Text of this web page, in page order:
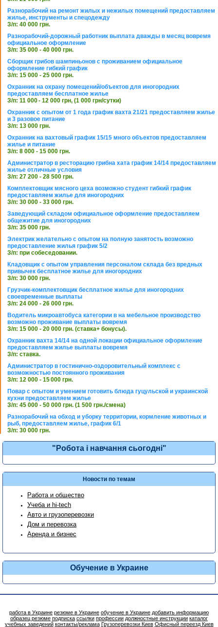
Разнорабочий на ремонт жилых и нежилых помещений предоставляем
жилье, инструменты и спецодежду
З/п: 40 000 грн.
Разнорабочий-дорожный работник выплата дважды в месяц вовремя
официальное оформление
З/п: 35 000 - 40 000 грн.
Сборщик грибов шампиньонов с проживанием официальное
оформление гибкий график
З/п: 15 000 - 25 000 грн.
Охранник на охрану помещений/объектов для иногородних
предоставляем бесплатное жилье
З/п: 11 000 - 12 000 грн, (1 000 грн/сутки)
Охранник с опытом от 1 года график вахта 21/21 предоставляем жилье
и 3 разовое питание
З/п: 13 000 грн.
Охранник на вахтовый график 15/15 много объектов предоставляем
жилье и питание
З/п: 8 000 - 15 000 грн.
Администратор в ресторацию грибна хата график 14/14 предоставляем
жилье отличные условия
З/п: 27 200 - 28 500 грн.
Комплектовщик мясного цеха возможно студент гибкий график
предоставляем жилье для иногородних
З/п: 30 000 - 33 000 грн.
Заведующий складом официальное оформление предоставляем
общежитие для иногородних
З/п: 35 000 грн.
Электрик желательно с опытом на полную занятость возможно
предоставление жилья график 5/2
З/п: при собеседовании.
Кладовщик с опытом управления персоналом склада без вредных
привычек бесплатное жилье для иногородних
З/п: 30 000 грн.
Грузчик-комплектовщик бесплатное жилье для иногородних
своевременные выплаты
З/п: 24 000 - 26 000 грн.
Водитель микроавтобуса категории в на мебельное производство
возможно проживание выплаты вовремя
З/п: 15 000 - 20 000 грн. (ставка+ бонусы).
Охранник вахта 14/14 на одной локации официальное оформление
предоставляем жилье выплаты вовремя
З/п: ставка.
Администратор в гостинично-оздоровительный комплекс с
возможностью постоянного проживания
З/п: 12 000 - 15 000 грн.
Повар с опытом и умением готовить блюда гуцульской и украинской
кухни предоставляем жилье
З/п: 45 000 - 50 000 грн. (1 500 грн./смена)
Разнорабочий на обход и уборку территории, кормление животных и
рыб, предоставляем жилье, график 6/1
З/п: 30 000 грн.
"Робота і навчання сьогодні"
Новости по темам
Работа и общество
Учеба и hi-tech
Авто и грузоперевозки
Дом и перевозка
Аренда и бизнес
Обучение в Украине
работа в Украине резюме в Украине обучение в Украине добавить информацию
образец резюме подписка ссылки профессии должностные инструкции каталог
учебных заведений контакты/реклама Грузоперевозки Киев Офисный переезд Киев